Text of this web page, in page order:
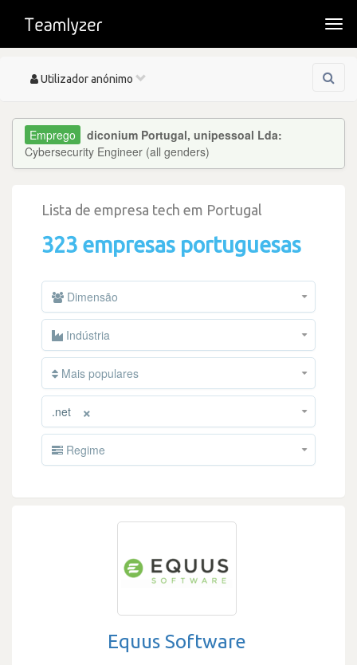
Toggle
Utilizador anónimo
diconium Portugal, unipessoal Lda:
Cybersecurity Engineer (all genders)
Lista de empresa tech em Portugal
323 empresas portuguesas
Dimensão
Indústria
Mais populares
×
.net
Regime
Equus Software